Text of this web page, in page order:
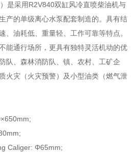
是采用R2V840双缸风冷直喷柴油机与
产的单级离心水泵配套制造的。具有结
、油耗低、重量轻、工作可靠等特点。
能通行场所，更具有独特灵活机动的优
队、森林消防队、镇、农村、工矿企
火灾（火灾预警）及小型油类（燃气泄
Caliger: Φ65mm;